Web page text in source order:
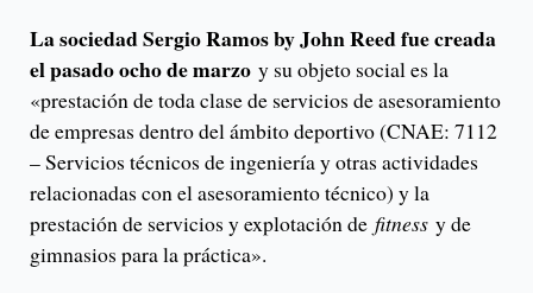
La sociedad Sergio Ramos by John Reed fue creada
el pasado ocho de marzo y su objeto social es la
«prestación de toda clase de servicios de asesoramiento
de empresas dentro del ámbito deportivo (CNAE: 7112
– Servicios técnicos de ingeniería y otras actividades
relacionadas con el asesoramiento técnico) y la
prestación de servicios y explotación de fitness y de
gimnasios para la práctica».